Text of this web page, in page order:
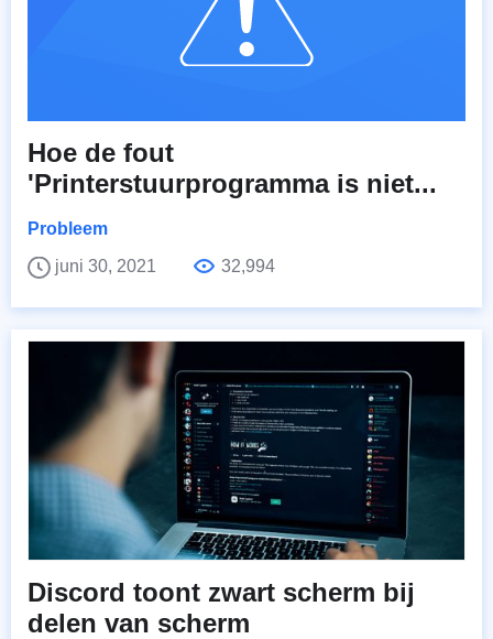
Hoe de fout
'Printerstuurprogramma is niet...
Probleem
juni 30, 2021
32,994
Discord toont zwart scherm bij
delen van scherm